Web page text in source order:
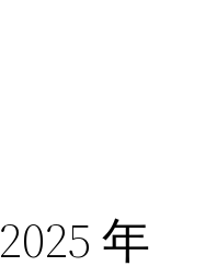
2025 年